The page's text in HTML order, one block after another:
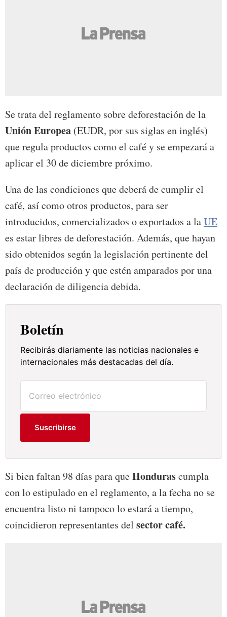
Se trata del reglamento sobre deforestación de la
Unión Europea (EUDR, por sus siglas en inglés)
que regula productos como el café y se empezará a
aplicar el 30 de diciembre próximo.
Una de las condiciones que deberá de cumplir el
café, así como otros productos, para ser
introducidos, comercializados o exportados a laUE
es estar libres de deforestación. Además, que hayan
sido obtenidos según la legislación pertinente del
país de producción y que estén amparados por una
declaración de diligencia debida.
Boletín
Recibirás diariamente las noticias nacionales e
internacionales más destacadas del día.
Suscribirse
Si bien faltan 98 días para queHondurascumpla
con lo estipulado en el reglamento, a la fecha no se
encuentra listo ni tampoco lo estará a tiempo,
coincidieron representantes del sector café.